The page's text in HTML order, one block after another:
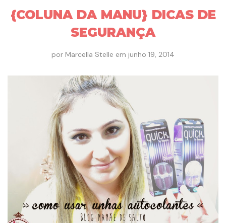
{COLUNA DA MANU} DICAS DE
SEGURANÇA
por Marcella Stelle em junho 19, 2014